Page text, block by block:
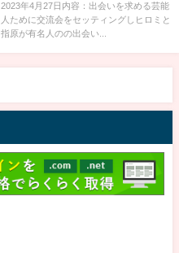
日
2023年4月27日内容：出会いを求める芸能
人ために交流会をセッティングしヒロミと
指原が有名人のの出会い...